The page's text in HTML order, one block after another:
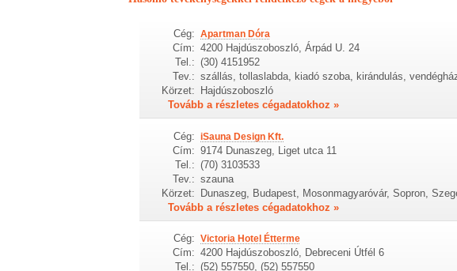
Cég: Apartman Dóra
Cím: 4200 Hajdúszoboszló, Árpád U. 24
Tel.: (30) 4151952
Tev.: szállás, tollaslabda, kiadó szoba, kirándulás,
Körzet:
Hajdúszoboszló
Tovább a részletes cégadatokhoz »
Cég: iSauna Design Kft.
Cím: 9174 Dunaszeg, Liget utca 11
Tel.: (70) 3103533
Tev.: szauna
Körzet:
Dunaszeg, Budapest, Mosonmagyaróvár, Sopron,
Tovább a részletes cégadatokhoz »
Cég: Victoria Hotel Étterme
Cím: 4200 Hajdúszoboszló, Debreceni Útfél 6
Tel.: (52) 557550, (52) 557550